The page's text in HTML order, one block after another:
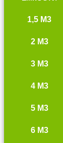
1,5 М3
2 М3
3 М3
4 М3
5 М3
6 М3